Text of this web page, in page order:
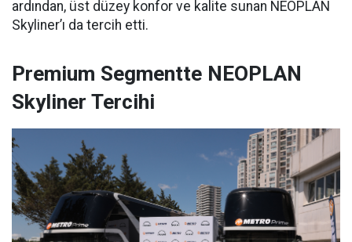
ardından, üst düzey konfor ve kalite sunan NEOPLAN
Skyliner’ı da tercih etti.
Premium Segmentte NEOPLAN
Skyliner Tercihi